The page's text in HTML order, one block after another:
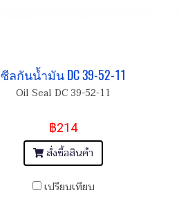
ซีลกันน้ำมัน DC 39-52-11
Oil Seal DC 39-52-11
฿214
สั่งซื้อสินค้า
เปรียบเทียบ